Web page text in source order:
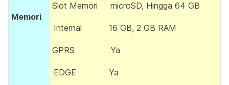
Memori
Slot Memori microSD, Hingga 64 GB
Internal 16 GB, 2 GB RAM
GPRS Ya
EDGE Ya